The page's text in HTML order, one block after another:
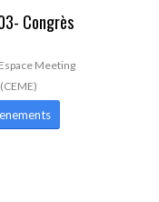
Congrès
Meeting